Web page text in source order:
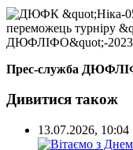
Прес-служба
Дивитися також
13.07.2026, 10:04